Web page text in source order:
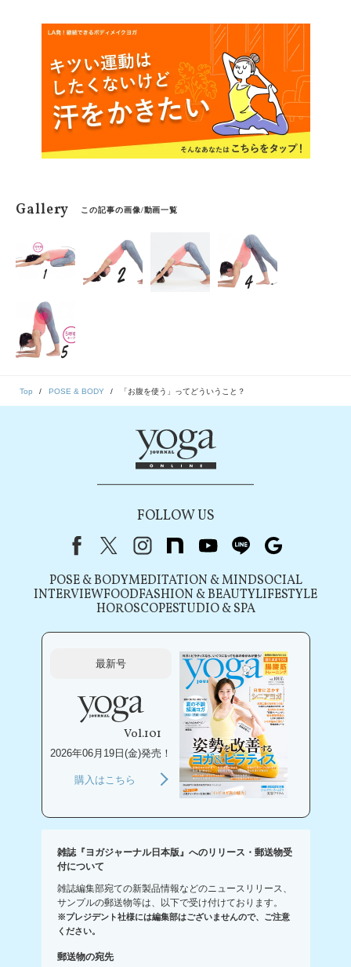
Gallery この記事の画像/動画一覧
Top POSE & BODY 「お腹を使う」ってどういうこと？
FOLLOW US
FacebookX（旧Twitter）
instagram
note youtubeline
POSE & BODYMEDITATION & MINDSOCIAL
INTERVIEWFOODFASHION & BEAUTYLIFESTYLE
HOROSCOPESTUDIO & SPA
最新号
Vol.101
2026年06月19日(金)発売！
購入はこちら
雑誌『ヨガジャーナル日本版』へのリリース・郵送物受
付について
雑誌編集部宛ての新製品情報などのニュースリリース、
サンプルの郵送物等は、以下で受け付けております。
※プレジデント社様には編集部はございませんので、ご注意
ください。
郵送物の宛先